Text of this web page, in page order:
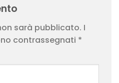
sarà pubblicato. I
contrassegnati *